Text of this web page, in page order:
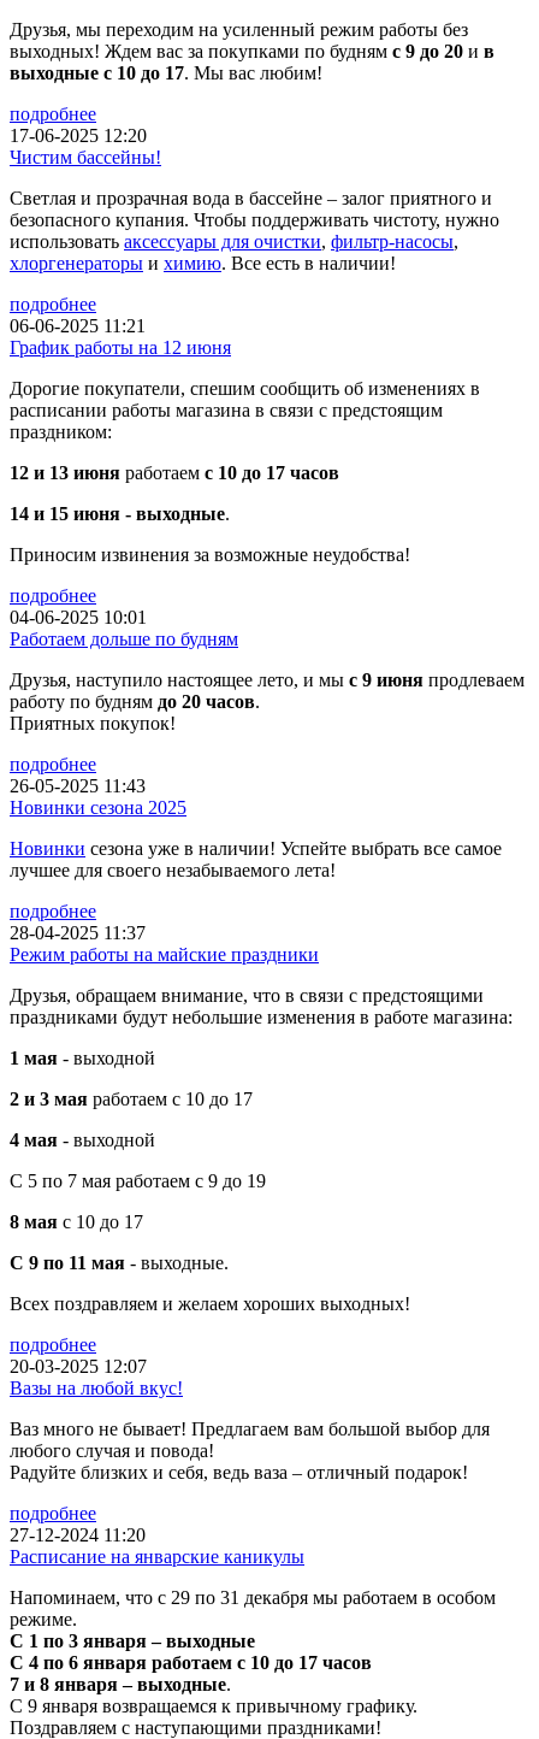
Друзья, мы переходим на усиленный режим работы без
выходных! Ждем вас за покупками по будням с 9 до 20 и в
выходные с 10 до 17. Мы вас любим!
подробнее
17-06-2025 12:20
Чистим бассейны!
Светлая и прозрачная вода в бассейне – залог приятного и
безопасного купания. Чтобы поддерживать чистоту, нужно
использовать аксессуары для очистки, фильтр-насосы,
хлоргенераторы и химию. Все есть в наличии!
подробнее
06-06-2025 11:21
График работы на 12 июня
Дорогие покупатели, спешим сообщить об изменениях в
расписании работы магазина в связи с предстоящим
праздником:
12 и 13 июня работаем с 10 до 17 часов
14 и 15 июня - выходные.
Приносим извинения за возможные неудобства!
подробнее
04-06-2025 10:01
Работаем дольше по будням
Друзья, наступило настоящее лето, и мы с 9 июня продлеваем
работу по будням до 20 часов.
Приятных покупок!
подробнее
26-05-2025 11:43
Новинки сезона 2025
Новинки сезона уже в наличии! Успейте выбрать все самое
лучшее для своего незабываемого лета!
подробнее
28-04-2025 11:37
Режим работы на майские праздники
Друзья, обращаем внимание, что в связи с предстоящими
праздниками будут небольшие изменения в работе магазина:
1 мая - выходной
2 и 3 мая работаем с 10 до 17
4 мая - выходной
С 5 по 7 мая работаем с 9 до 19
8 мая с 10 до 17
С 9 по 11 мая - выходные.
Всех поздравляем и желаем хороших выходных!
подробнее
20-03-2025 12:07
Вазы на любой вкус!
Ваз много не бывает! Предлагаем вам большой выбор для
любого случая и повода!
Радуйте близких и себя, ведь ваза – отличный подарок!
подробнее
27-12-2024 11:20
Расписание на январские каникулы
Напоминаем, что с 29 по 31 декабря мы работаем в особом
режиме.
С 1 по 3 января – выходные
С 4 по 6 января работаем с 10 до 17 часов
7 и 8 января – выходные.
С 9 января возвращаемся к привычному графику.
Поздравляем с наступающими праздниками!